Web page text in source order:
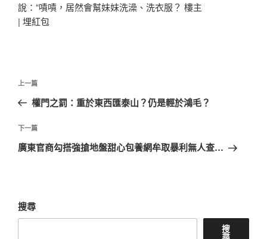
說：“嘖嘖，居然會幫妹妹洗澡、洗衣服？ 樓主
| 埋紅包
文
導
覽
上
一
文
章
上一篇
權門之罰：重於東西匯泰山？仍是輕於鴻毛？
下
一
下一篇
廣東官商勾搭強搶地盤甜心包養網牟取暴利無人查…
搜尋
搜